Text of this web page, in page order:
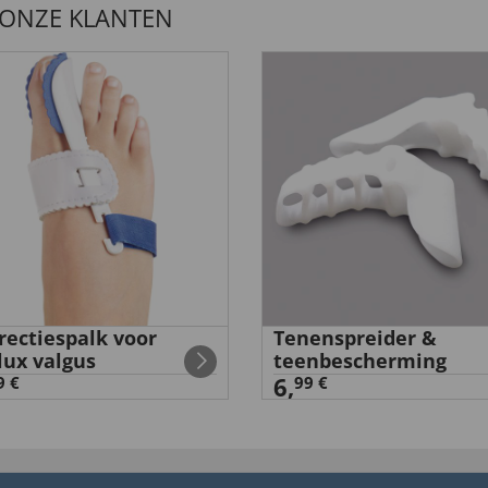
KLANTEN
voor
valgus
€
Tenenspreider &
teenbescherming
6,99 €